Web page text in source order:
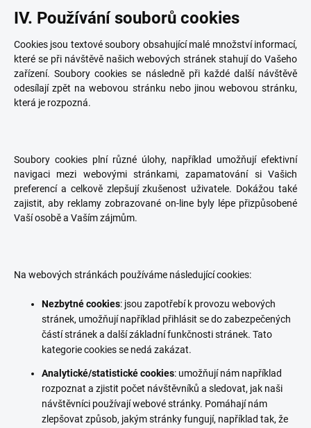
IV. Používání souborů cookies
Cookies jsou textové soubory obsahující malé množství informací,
které se při návštěvě našich webových stránek stahují do Vašeho
zařízení. Soubory cookies se následně při každé další návštěvě
odesílají zpět na webovou stránku nebo jinou webovou stránku,
která je rozpozná.
Soubory cookies plní různé úlohy, například umožňují efektivní
navigaci mezi webovými stránkami, zapamatování si Vašich
preferencí a celkově zlepšují zkušenost uživatele. Dokážou také
zajistit, aby reklamy zobrazované on-line byly lépe přizpůsobené
Vaší osobě a Vaším zájmům.
Na webových stránkách používáme následující cookies:
Nezbytné cookies: jsou zapotřebí k provozu webových
stránek, umožňují například přihlásit se do zabezpečených
částí stránek a další základní funkčnosti stránek. Tato
kategorie cookies se nedá zakázat.
Analytické/statistické cookies: umožňují nám například
rozpoznat a zjistit počet návštěvníků a sledovat, jak naši
návštěvníci používají webové stránky. Pomáhají nám
zlepšovat způsob, jakým stránky fungují, například tak, že